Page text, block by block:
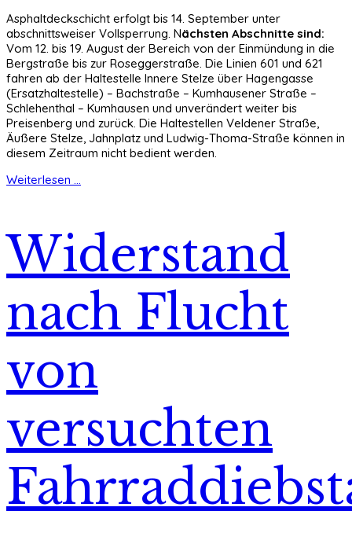
Asphaltdeckschicht erfolgt bis 14. September unter
abschnittsweiser Vollsperrung. Nächsten Abschnitte sind:
Vom 12. bis 19. August der Bereich von der Einmündung in die
Bergstraße bis zur Roseggerstraße. Die Linien 601 und 621
fahren ab der Haltestelle Innere Stelze über Hagengasse
(Ersatzhaltestelle) – Bachstraße – Kumhausener Straße –
Schlehenthal – Kumhausen und unverändert weiter bis
Preisenberg und zurück. Die Haltestellen Veldener Straße,
Äußere Stelze, Jahnplatz und Ludwig-Thoma-Straße können in
diesem Zeitraum nicht bedient werden.
Weiterlesen ...
Widerstand
nach Flucht
von
versuchten